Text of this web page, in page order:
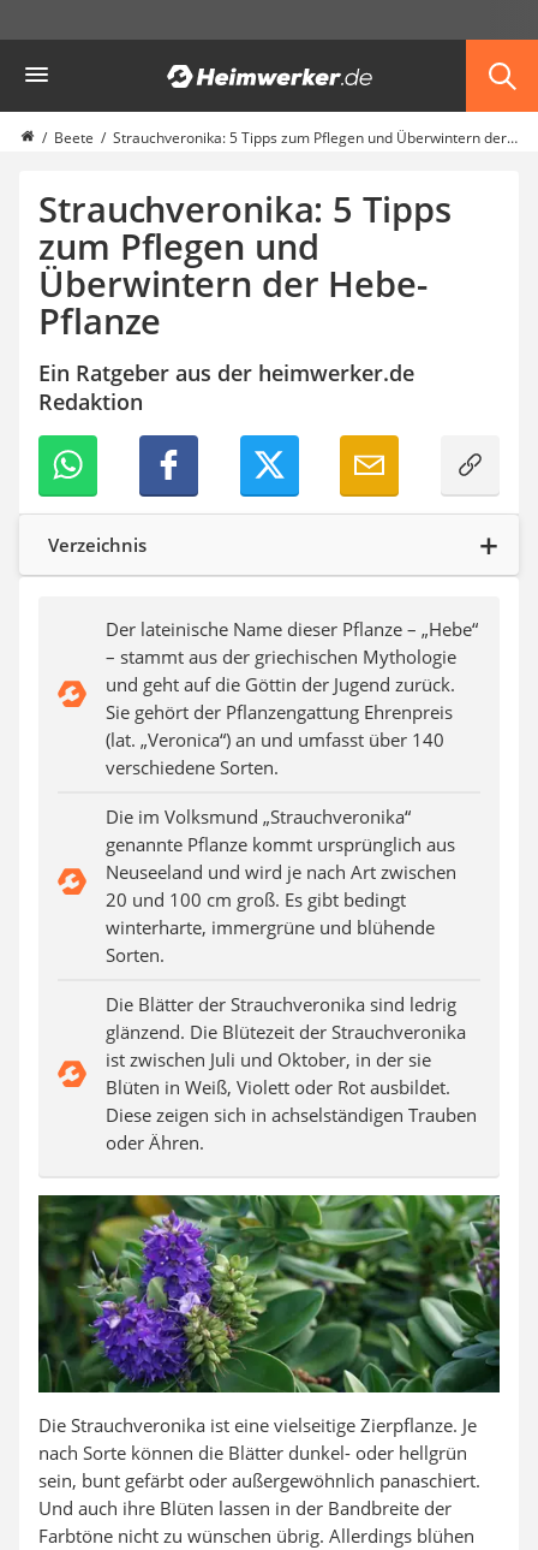
Garten
Akku-Laubsauger
Faltpavillon
Solar-Lichterkette außen
Teleskopleiter
Ameisengift
Pavillon
Sichtschutzstreifen
Akku-Vertikutierer
Koifutter
Kassettenmarkise
Bosch-Heckenschere
Stihl-Laubbläser
Minidumper
Auffahrrampe
Beete Strauchveronika: 5 Tipps zum Pflegen und Überwintern der Hebe-Pflanze
Strauchveronika: 5 Tipps
zum Pflegen und
Überwintern der Hebe-
Pflanze
Ein Ratgeber aus der heimwerker.de
Redaktion
Verzeichnis
Der lateinische Name dieser Pflanze – „Hebe“
– stammt aus der griechischen Mythologie
und geht auf die Göttin der Jugend zurück.
Sie gehört der Pflanzengattung Ehrenpreis
(lat. „Veronica“) an und umfasst über 140
verschiedene Sorten.
Die im Volksmund „Strauchveronika“
genannte Pflanze kommt ursprünglich aus
Neuseeland und wird je nach Art zwischen
20 und 100 cm groß. Es gibt bedingt
winterharte, immergrüne und blühende
Sorten.
Die Blätter der Strauchveronika sind ledrig
glänzend. Die Blütezeit der Strauchveronika
ist zwischen Juli und Oktober, in der sie
Blüten in Weiß, Violett oder Rot ausbildet.
Diese zeigen sich in achselständigen Trauben
oder Ähren.
Die Strauchveronika ist eine vielseitige Zierpflanze. Je
nach Sorte können die Blätter dunkel- oder hellgrün
sein, bunt gefärbt oder außergewöhnlich panaschiert.
Und auch ihre Blüten lassen in der Bandbreite der
Farbtöne nicht zu wünschen übrig. Allerdings blühen